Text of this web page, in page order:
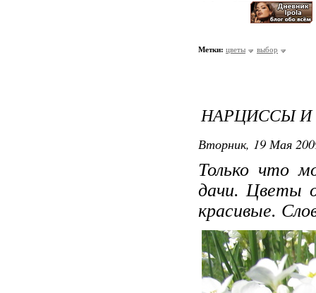
Метки: цветы выбор
НАРЦИССЫ
Вторник, 19 Мая
Только что
дачи. Цветы
красивые.